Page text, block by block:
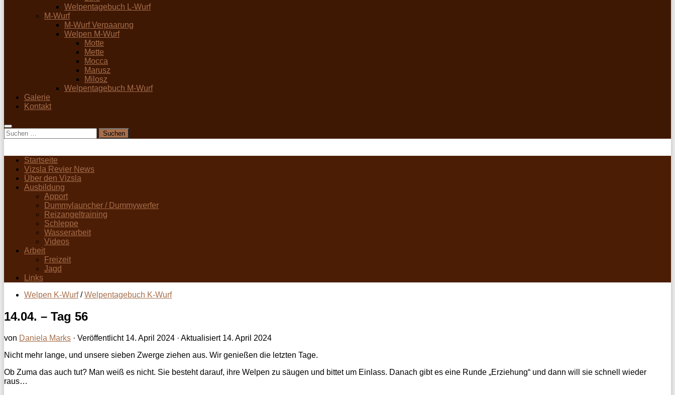
Welpentagebuch L-Wurf
M-Wurf
M-Wurf Verpaarung
Welpen M-Wurf
Motte
Mette
Mocca
Marusz
Milosz
Welpentagebuch M-Wurf
Galerie
Kontakt
Suchen
nach:
Startseite
Vizsla Revier News
Über den Vizsla
Ausbildung
Apport
Dummylauncher / Dummywerfer
Reizangeltraining
Schleppe
Wasserarbeit
Videos
Arbeit
Freizeit
Jagd
Links
Welpen K-Wurf / Welpentagebuch K-Wurf
14.04. – Tag 56
von Daniela Marks · Veröffentlicht 14. April 2024 · Aktualisiert 14. April 2024
Nicht mehr lange, und unsere sieben Zwerge ziehen aus. Wir genießen die letzten Tage.
Ob Zuma das auch tut? Man weiß es nicht. Sie besteht darauf, ihre Welpen zu säugen und bittet um Einlass. Danach gibt es eine Runde „Erziehung“ und dann will sie schnell wieder
raus…